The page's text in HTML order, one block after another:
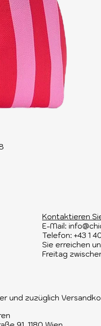
Kontaktieren
E-Mail:
Telefon: +43 1
Sie erreichen
Freitag
und zuzüglich